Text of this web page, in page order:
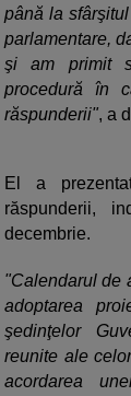
până la
parlamentare,
şi am primit
procedură în
răspunderii", a
El a
răspunderii,
decembrie.
"Calendarul de
adoptarea
şedinţelor
reunite ale
acordarea